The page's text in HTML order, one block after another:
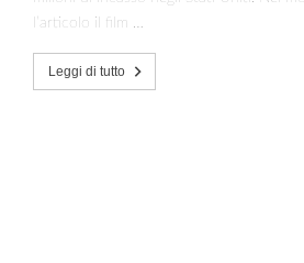
l’articolo il film …
Leggi di tutto